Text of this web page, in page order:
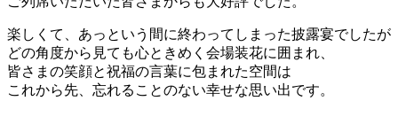
楽しくて、あっという間に終わってしまった披露宴でしたが
どの角度から見ても心ときめく会場装花に囲まれ、
皆さまの笑顔と祝福の言葉に包まれた空間は
これから先、忘れることのない幸せな思い出です。